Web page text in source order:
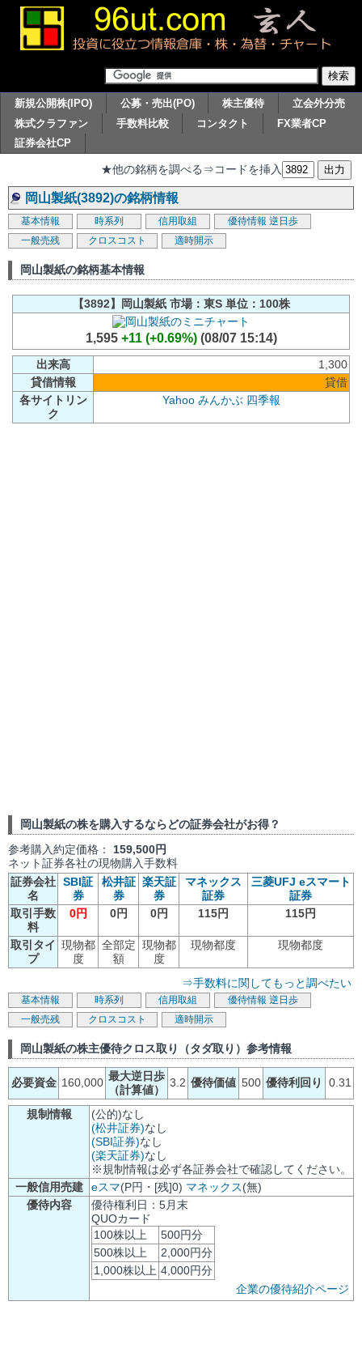
新規公開株(IPO) 公募・売出(PO) 株主優待
立会外分売
株式クラファン
手数料比較 コンタクト
FX業者CP
証券会社CP
★他の銘柄を調べる⇒コードを挿入
岡山製紙(3892)の銘柄情報
基本情報 時系列 信用取組 優待情報 逆日歩
一般売残
クロスコスト 適時開示
岡山製紙の銘柄基本情報
【3892】岡山製紙 市場：東S 単位：100株
1,595 +11 (+0.69%)(08/07 15:14)
出来高
1,300
貸借情報
貸借
各サイトリン
ク
Yahoo みんかぶ 四季報
岡山製紙の株を購入するならどの証券会社がお得？
参考購入約定価格： 159,500円
ネット証券各社の現物購入手数料
証券会社
名
SBI証
券
松井証
券
楽天証
券
マネックス
証券
三菱UFJ eスマート
証券
取引手数
料
0円 0円 0円 115円 115円
取引タイ
プ
現物都
度
全部定
額
現物都
度
現物都度 現物都度
⇒手数料に関してもっと調べたい
基本情報 時系列 信用取組 優待情報 逆日歩
一般売残
クロスコスト 適時開示
岡山製紙の株主優待クロス取り（タダ取り）参考情報
必要資金 160,000 最大逆日歩
（計算値）
3.2 優待価値 500 優待利回り 0.31
規制情報
(公的)なし
(松井証券)なし
(SBI証券)なし
(楽天証券)なし
※規制情報は必ず各証券会社で確認してください。
一般信用売建
eスマ(P円・[残]0) マネックス(無)
優待内容
優待権利日：5月末
QUOカード
100株以上
500円分
500株以上
2,000円分
1,000株以上 4,000円分
企業の優待紹介ページ